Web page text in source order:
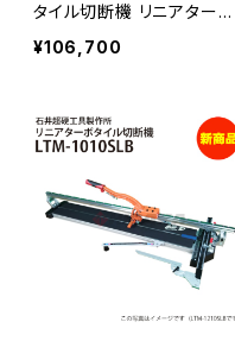
タイル切断機 リニアターボ
LTM-840SLB (LT-840SL
B後継品）≪メーカー直送≫
¥106,700